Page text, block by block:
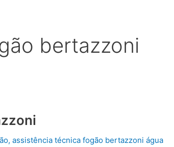
bertazzoni
, assistência técnica fogão bertazzoni água